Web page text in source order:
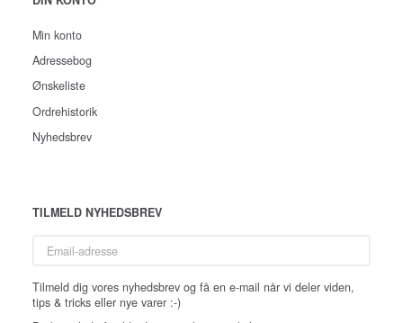
Min konto
Adressebog
Ønskeliste
Ordrehistorik
Nyhedsbrev
TILMELD NYHEDSBREV
adresse
Tilmeld dig vores nyhedsbrev og få en e-mail når vi deler viden,
tips & tricks eller nye varer :-)